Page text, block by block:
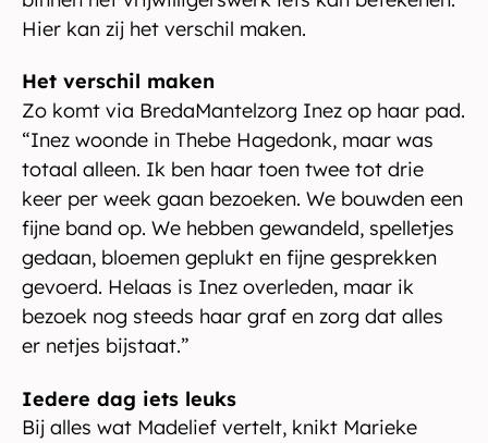
Hier kan zij het verschil maken.
Het verschil maken
Zo komt via BredaMantelzorg Inez op haar pad.
“Inez woonde in Thebe Hagedonk, maar was
totaal alleen. Ik ben haar toen twee tot drie
keer per week gaan bezoeken. We bouwden een
fijne band op. We hebben gewandeld, spelletjes
gedaan, bloemen geplukt en fijne gesprekken
gevoerd. Helaas is Inez overleden, maar ik
bezoek nog steeds haar graf en zorg dat alles
er netjes bijstaat.”
Iedere dag iets leuks
Bij alles wat Madelief vertelt, knikt Marieke